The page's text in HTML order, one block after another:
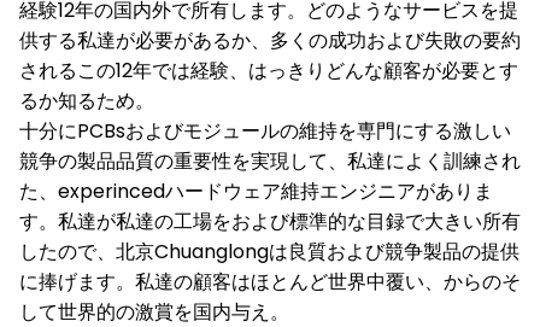
経験12年の国内外で所有します。どのようなサービスを提
供する私達が必要があるか、多くの成功および失敗の要約
されるこの12年では経験、はっきりどんな顧客が必要とす
るか知るため。
十分にPCBsおよびモジュールの維持を専門にする激しい
競争の製品品質の重要性を実現して、私達によく訓練され
た、experincedハードウェア維持エンジニアがありま
す。私達が私達の工場をおよび標準的な目録で大きい所有
したので、北京Chuanglongは良質および競争製品の提供
に捧げます。私達の顧客はほとんど世界中覆い、からのそ
して世界的の激賞を国内与え。